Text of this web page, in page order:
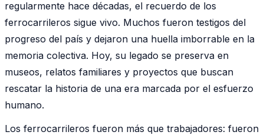
regularmente hace décadas, el recuerdo de los
ferrocarrileros sigue vivo. Muchos fueron testigos del
progreso del país y dejaron una huella imborrable en la
memoria colectiva. Hoy, su legado se preserva en
museos, relatos familiares y proyectos que buscan
rescatar la historia de una era marcada por el esfuerzo
humano.
Los ferrocarrileros fueron más que trabajadores: fueron